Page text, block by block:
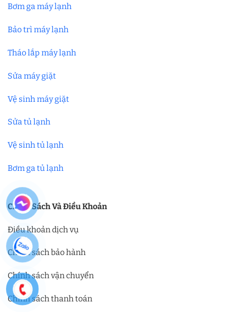
Bơm ga máy lạnh
Bảo trì máy lạnh
Tháo lắp máy lạnh
Sửa máy giặt
Vệ sinh máy giặt
Sửa tủ lạnh
Vệ sinh tủ lạnh
Bơm ga tủ lạnh
Chính Sách Và Điều Khoản
Điều khoản dịch vụ
Chính sách bảo hành
Chính sách vận chuyển
Chính sách thanh toán